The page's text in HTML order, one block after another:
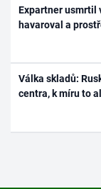
Expartner usmrtil
havaroval a
Válka skladů:
centra, k míru to